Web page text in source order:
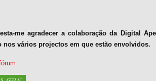
me agradecer a colaboração da Digital
nos vários projectos em que estão envolvidos.